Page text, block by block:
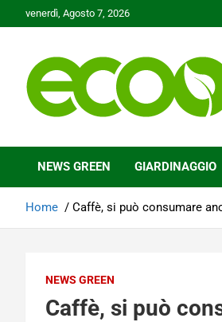
to
venerdì, Agosto 7, 2026
Ecoo.it
NEWS GREEN GIARDINAGGIO
Home Caffè, si può consumare
NEWS GREEN
Caffè, si può